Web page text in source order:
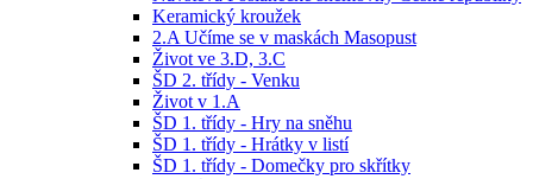
Keramický kroužek
2.A Učíme se v maskách Masopust
Život ve 3.D, 3.C
ŠD 2. třídy - Venku
Život v 1.A
ŠD 1. třídy - Hry na sněhu
ŠD 1. třídy - Hrátky v listí
ŠD 1. třídy - Domečky pro skřítky